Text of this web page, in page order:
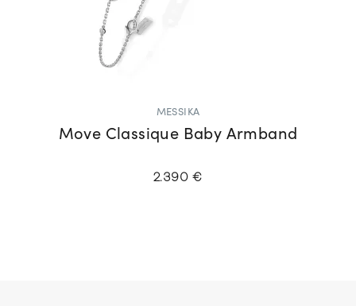
MESSIKA
Move Classique Baby Armband
2.390 €